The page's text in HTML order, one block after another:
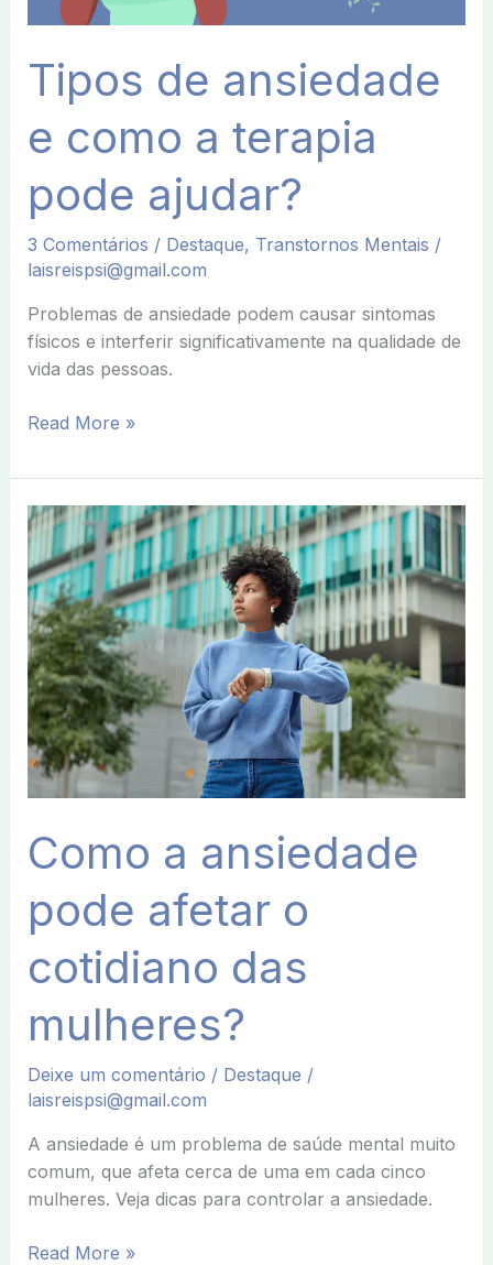
Tipos de ansiedade
e como a terapia
pode ajudar?
3 Comentários / Destaque, Transtornos Mentais /
laisreispsi@gmail.com
Problemas de ansiedade podem causar sintomas
físicos e interferir significativamente na qualidade de
vida das pessoas.
Read More »
Como a ansiedade
pode afetar o
cotidiano das
mulheres?
Deixe um comentário / Destaque /
laisreispsi@gmail.com
A ansiedade é um problema de saúde mental muito
comum, que afeta cerca de uma em cada cinco
mulheres. Veja dicas para controlar a ansiedade.
Como
a
ansiedade
pode
afetar
o
cotidiano
das
mulheres?
Read More »